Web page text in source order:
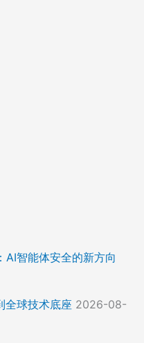
AI智能体安全的新方向
全球技术底座 2026-08-